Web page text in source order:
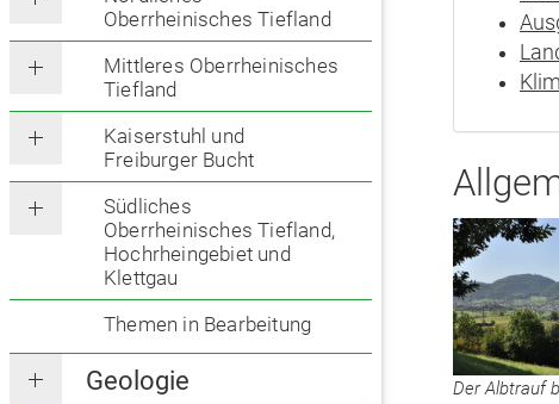
Oberrheinisches Tiefland
Mittleres Oberrheinisches
Tiefland
Kaiserstuhl und
Freiburger Bucht
Südliches
Oberrheinisches Tiefland,
Hochrheingebiet und
Klettgau
Themen in Bearbeitung
Geologie
Der Albtrauf